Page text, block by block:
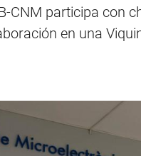
CNM participa con
en una